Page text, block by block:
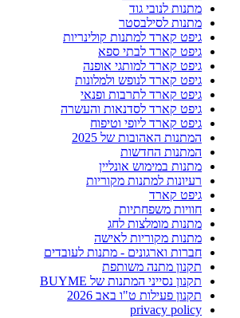
מתנות לנובי גוד
מתנות לסילבסטר
גיפט קארד למתנות קולינריות
גיפט קארד לבתי ספא
גיפט קארד למותגי אופנה
גיפט קארד לנופש ולמלונות
גיפט קארד לתרבות ופנאי
גיפט קארד לסדנאות והעשרה
גיפט קארד ליופי וטיפוח
המתנות האהובות של 2025
המתנות החדשות
מתנות במימוש אונליין
רעיונות למתנות מקוריות
גיפט קארד
חוויות משפחתיות
מתנות מומלצות לחג
מתנות מקוריות לאישה
חברות וארגונים - מתנות לעובדים
תקנון מתנה משותפת
תקנון נסייני המתנות של BUYME
תקנון פעילות ט"ו באב 2026
privacy policy